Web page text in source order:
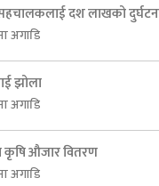
दश लाखको
अगाडि
झोला
अगाडि
कृषि औजार वितरण
अगाडि